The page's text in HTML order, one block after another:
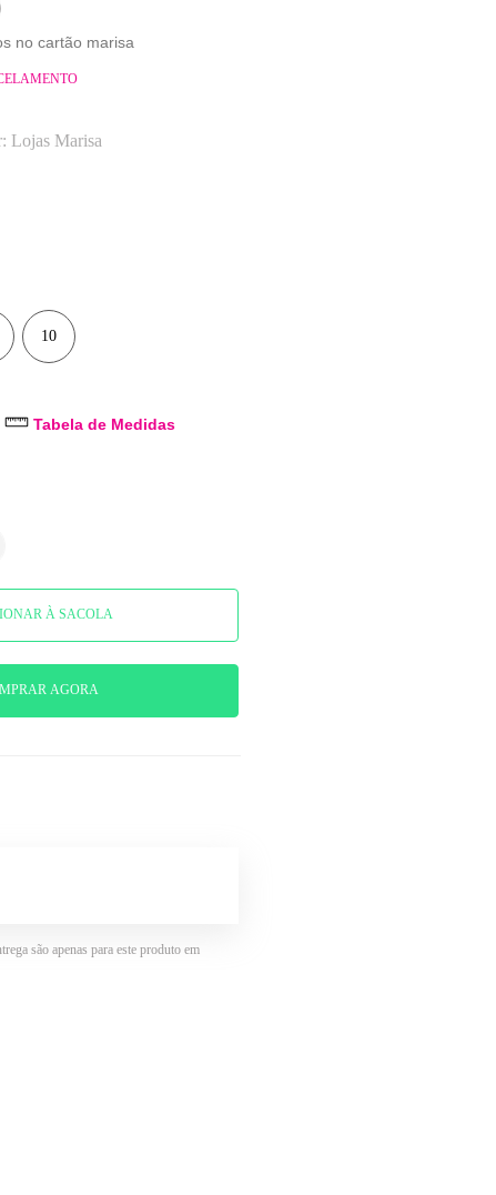
no cartão marisa
Lojas Marisa
10
Tabela de Medidas
À SACOLA
AGORA
são apenas para este produto em